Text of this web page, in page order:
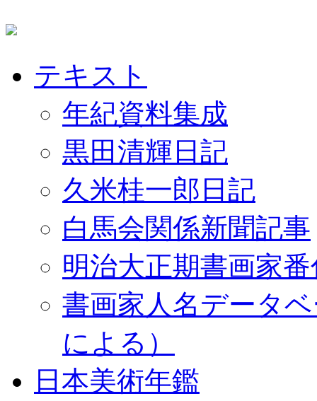
テキスト
年紀資料集成
黒田清輝日記
久米桂一郎日記
白馬会関係新聞記事
明治大正期書画家
書画家人名データ
による）
日本美術年鑑